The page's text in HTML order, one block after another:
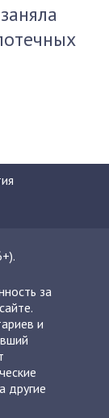
за
и
другие